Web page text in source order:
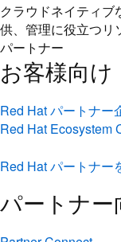
クラウドネイティ
供、管理に役立つリ
パートナー
お客様向け
Red Hat パートナー
Red Hat Ecosystem
Red Hat パートナー
パートナー